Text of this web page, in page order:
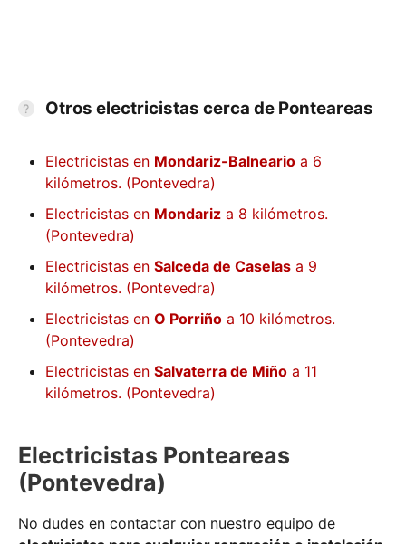
Otros electricistas cerca de Ponteareas
Electricistas en Mondariz-Balneario a 6
kilómetros. (Pontevedra)
Electricistas en Mondariz a 8 kilómetros.
(Pontevedra)
Electricistas en Salceda de Caselas a 9
kilómetros. (Pontevedra)
Electricistas en O Porriño a 10 kilómetros.
(Pontevedra)
Electricistas en Salvaterra de Miño a 11
kilómetros. (Pontevedra)
Electricistas Ponteareas
(Pontevedra)
No dudes en contactar con nuestro equipo de